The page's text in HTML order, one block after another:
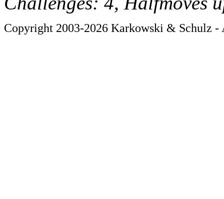
Copyright 2003-2026 Karkowski & Schulz